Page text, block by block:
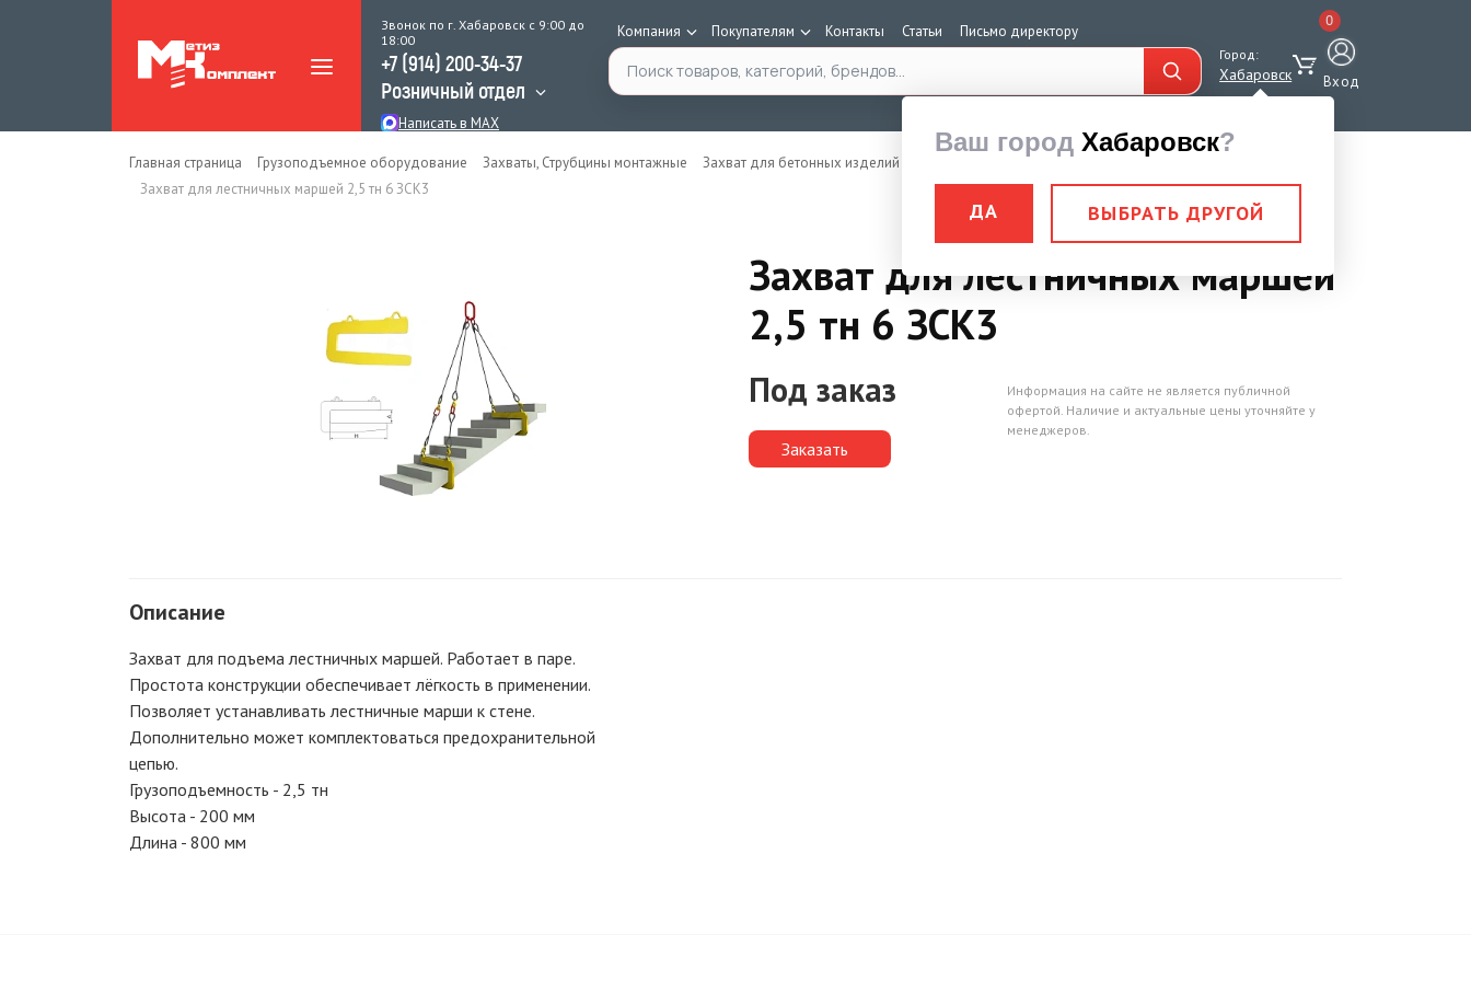
Звонок по г. Хабаровск с 9:00 до
18:00
+7 (914) 200-34-37
Розничный отдел
Написать в MAX
Компания Покупателям Контакты Статьи Письмо директору
Поиск по каталогу Город:
Хабаровск
Ваш город Хабаровск?
ДА ВЫБРАТЬ ДРУГОЙ
0
Вход
Главная страница Грузоподъемное оборудование Захваты, Струбцины монтажные Захват для бетонных изделий
Захват для лестничных маршей
Захват для лестничных маршей 2,5 тн 6 ЗСК3
Захват для лестничных маршей
2,5 тн 6 ЗСК3
Под заказ
Заказать
Информация на сайте не является публичной
офертой. Наличие и актуальные цены уточняйте у
менеджеров.
Описание
Захват для подъема лестничных маршей. Работает в паре.
Простота конструкции обеспечивает лёгкость в применении.
Позволяет устанавливать лестничные марши к стене.
Дополнительно может комплектоваться предохранительной
цепью.
Грузоподъемность - 2,5 тн
Высота - 200 мм
Длина - 800 мм